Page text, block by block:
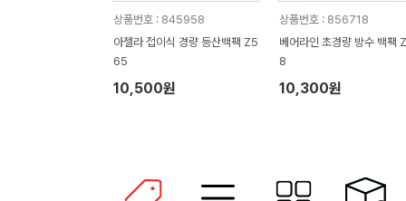
상품번호 : 845958
아젤라 접이식 경량 등산백팩 Z5
65
10,500원
상품번호 : 856718
베어라인 초경량 방수 백팩
8
10,300원